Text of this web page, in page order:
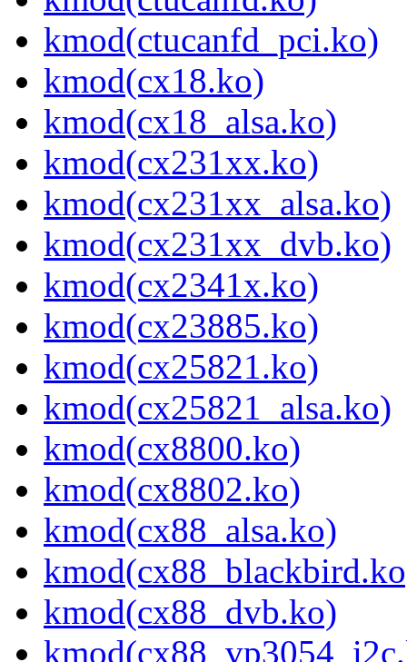
kmod(ctucanfd_pci.ko)
kmod(cx18.ko)
kmod(cx18_alsa.ko)
kmod(cx231xx.ko)
kmod(cx231xx_alsa.ko)
kmod(cx231xx_dvb.ko)
kmod(cx2341x.ko)
kmod(cx23885.ko)
kmod(cx25821.ko)
kmod(cx25821_alsa.ko)
kmod(cx8800.ko)
kmod(cx8802.ko)
kmod(cx88_alsa.ko)
kmod(cx88_dvb.ko)